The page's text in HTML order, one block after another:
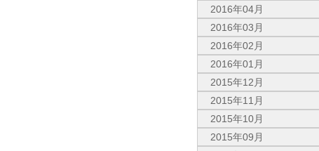
2016年04月
2016年03月
2016年02月
2016年01月
2015年12月
2015年11月
2015年10月
2015年09月